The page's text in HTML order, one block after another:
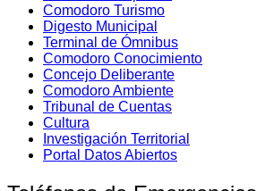
Comodoro Turismo
Digesto Municipal
Terminal de Ómnibus
Comodoro Conocimiento
Concejo Deliberante
Comodoro Ambiente
Tribunal de Cuentas
Cultura
Investigación Territorial
Portal Datos Abiertos